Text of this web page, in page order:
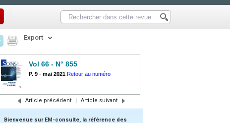
Export
Vol 66 - N° 855
P. 9 - mai 2021 Retour au numéro
Article précédent | Article suivant
Bienvenue sur EM-consulte, la référence des